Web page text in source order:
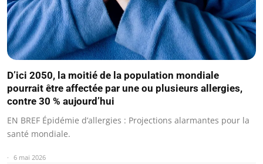
D’ici 2050, la moitié de la population mondiale
pourrait être affectée par une ou plusieurs allergies,
contre 30 % aujourd’hui
EN BREF Épidémie d’allergies : Projections alarmantes pour la
santé mondiale.
6 mai 2026